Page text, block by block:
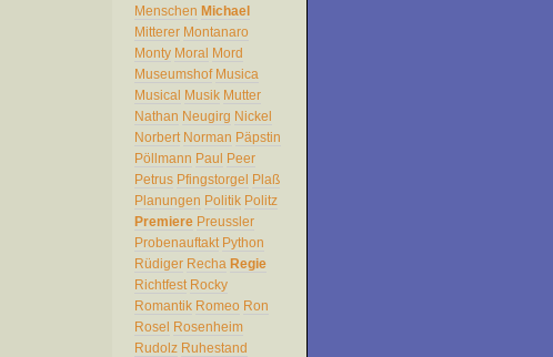
Menschen Michael
Mitterer Montanaro
Monty Moral Mord
Museumshof Musica
Musical Musik Mutter
Nathan Neugirg Nickel
Norbert Norman Päpstin
Pöllmann Paul Peer
Petrus Pfingstorgel Plaß
Planungen Politik Politz
Premiere Preussler
Probenauftakt Python
Rüdiger Recha Regie
Richtfest Rocky
Romantik Romeo Ron
Rosel Rosenheim
Rudolz Ruhestand